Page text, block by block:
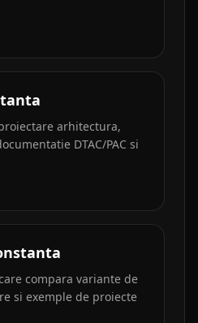
arhitectura,
DTAC/PAC si
compara variante de
si exemple de proiecte